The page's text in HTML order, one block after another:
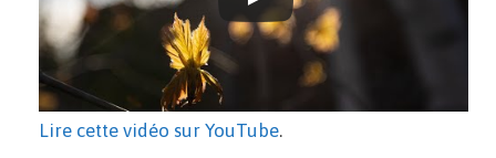
Lire cette vidéo sur YouTube.